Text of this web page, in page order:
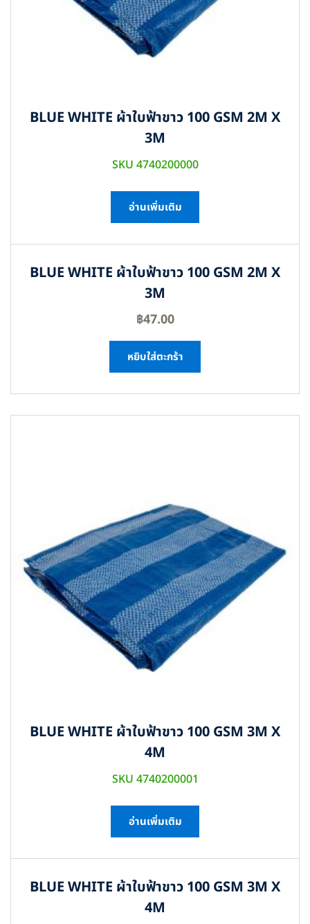
BLUE WHITE ผ้าใบฟ้าขาว 100 GSM 2M X
3M
SKU 4740200000
อ่านเพิ่มเติม
BLUE WHITE ผ้าใบฟ้าขาว 100 GSM 2M X
3M
฿47.00
หยิบใส่ตะกร้า
BLUE WHITE ผ้าใบฟ้าขาว 100 GSM 3M X
4M
SKU 4740200001
อ่านเพิ่มเติม
BLUE WHITE ผ้าใบฟ้าขาว 100 GSM 3M X
4M